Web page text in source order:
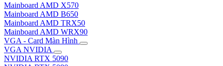
Mainboard AMD X570
Mainboard AMD B650
Mainboard AMD TRX50
Mainboard AMD WRX90
VGA - Card Màn Hình
VGA NVIDIA
NVIDIA RTX 5090